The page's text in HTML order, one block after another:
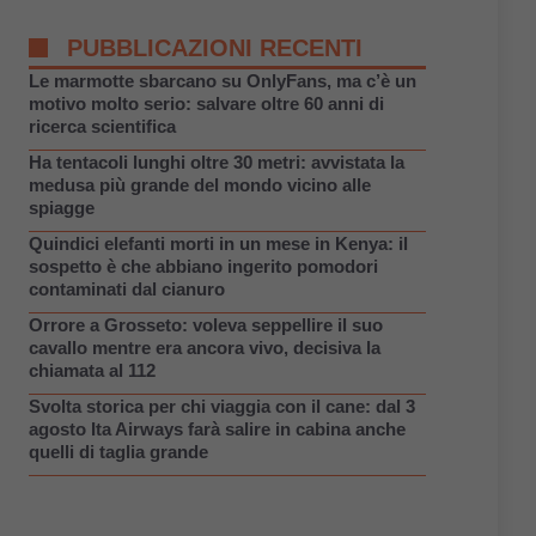
PUBBLICAZIONI RECENTI
Le marmotte sbarcano su OnlyFans, ma c’è un
motivo molto serio: salvare oltre 60 anni di
ricerca scientifica
Ha tentacoli lunghi oltre 30 metri: avvistata la
medusa più grande del mondo vicino alle
spiagge
Quindici elefanti morti in un mese in Kenya: il
sospetto è che abbiano ingerito pomodori
contaminati dal cianuro
Orrore a Grosseto: voleva seppellire il suo
cavallo mentre era ancora vivo, decisiva la
chiamata al 112
Svolta storica per chi viaggia con il cane: dal 3
agosto Ita Airways farà salire in cabina anche
quelli di taglia grande